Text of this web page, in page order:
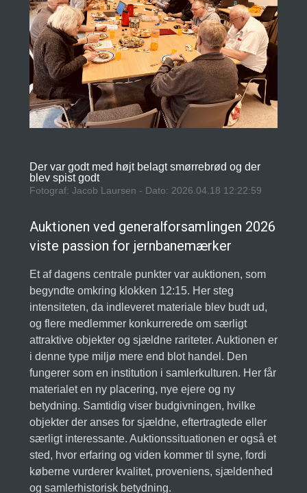
Der var godt med højt belagt smørrebrød og der
blev spist godt
Fotograf: Jacob Laursen - Dato: 2026.04.18 12:22:59
Auktionen ved generalforsamlingen 2026
viste passion for jernbanemærker
Et af dagens centrale punkter var auktionen, som
begyndte omkring klokken 12:15. Her steg
intensiteten, da indleveret materiale blev budt ud,
og flere medlemmer konkurrerede om særligt
attraktive objekter og sjældne rariteter. Auktionen er
i denne type miljø mere end blot handel. Den
fungerer som en institution i samlerkulturen. Her får
materialet en ny placering, nye ejere og ny
betydning. Samtidig viser budgivningen, hvilke
objekter der anses for sjældne, eftertragtede eller
særligt interessante. Auktionssituationen er også et
sted, hvor erfaring og viden kommer til syne, fordi
køberne vurderer kvalitet, proveniens, sjældenhed
og samlerhistorisk betydning.